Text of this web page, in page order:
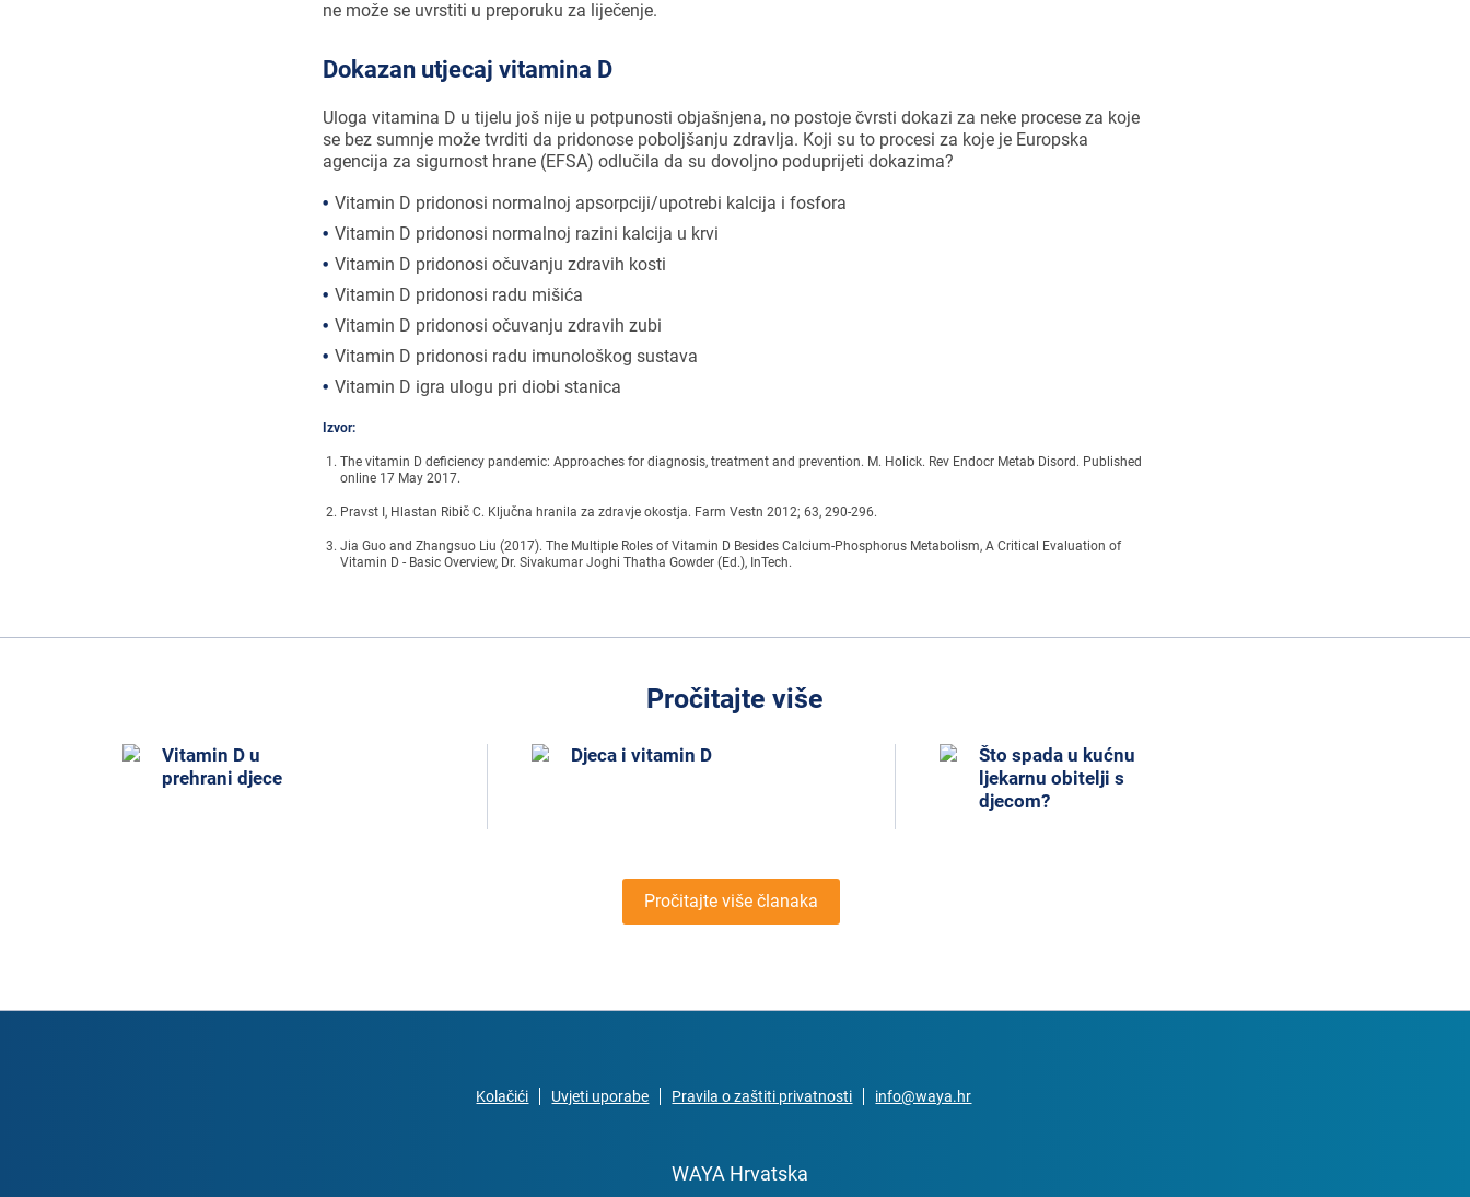
ne može se uvrstiti u preporuku za liječenje.
Dokazan utjecaj vitamina D
Uloga vitamina D u tijelu još nije u potpunosti objašnjena, no postoje čvrsti dokazi za neke procese za koje
se bez sumnje može tvrditi da pridonose poboljšanju zdravlja. Koji su to procesi za koje je Europska
agencija za sigurnost hrane (EFSA) odlučila da su dovoljno poduprijeti dokazima?
Vitamin D pridonosi normalnoj apsorpciji/upotrebi kalcija i fosfora
Vitamin D pridonosi normalnoj razini kalcija u krvi
Vitamin D pridonosi očuvanju zdravih kosti
Vitamin D pridonosi radu mišića
Vitamin D pridonosi očuvanju zdravih zubi
Vitamin D pridonosi radu imunološkog sustava
Vitamin D igra ulogu pri diobi stanica
Izvor:
The vitamin D deficiency pandemic: Approaches for diagnosis, treatment and prevention. M. Holick. Rev Endocr Metab Disord. Published
online 17 May 2017.
Pravst I, Hlastan Ribič C. Ključna hranila za zdravje okostja. Farm Vestn 2012; 63, 290-296.
Jia Guo and Zhangsuo Liu (2017). The Multiple Roles of Vitamin D Besides Calcium-Phosphorus Metabolism, A Critical Evaluation of
Vitamin D - Basic Overview, Dr. Sivakumar Joghi Thatha Gowder (Ed.), InTech.
Pročitajte više
Vitamin D u
prehrani djece
Djeca i vitamin D
Što spada u kućnu
ljekarnu obitelji s
djecom?
Pročitajte više članaka
Kolačići Uvjeti uporabe Pravila o zaštiti privatnosti info@waya.hr
WAYA Hrvatska